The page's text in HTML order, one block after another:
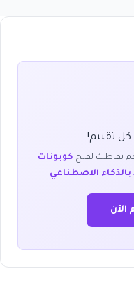
تقييم!
نقاطك لفتح كوبونات
بالذكاء الاصطناعي